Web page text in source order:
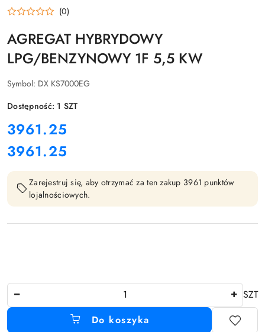
(0)
AGREGAT HYBRYDOWY
LPG/BENZYNOWY 1F 5,5 KW
Symbol: DX KS7000EG
Dostępność: 1 SZT
cena:
3961.25
Cena:
3961.25
Zarejestruj się, aby otrzymać za ten zakup 3961 punktów
lojalnościowych.
SZT
Do koszyka